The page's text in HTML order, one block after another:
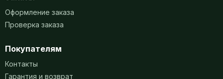
Оформление заказа
Проверка заказа
Покупателям
Контакты
Гарантия и возврат